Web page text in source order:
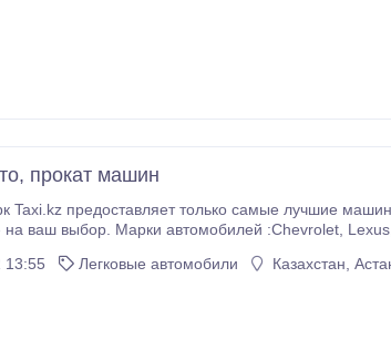
прокат машин
на рынке. Все авто 2016-2021 года -механика
Kia, Hyundai, Renault, Toyota и тд. Цены от 8000 до 15000
13:55
Легковые автомобили Казахстан,